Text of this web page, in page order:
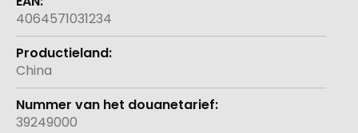
4064571031234
China
39249000